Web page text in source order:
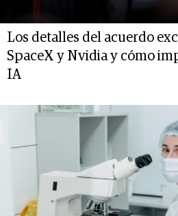
Los detalles del acuerdo
SpaceX y Nvidia y cómo
IA